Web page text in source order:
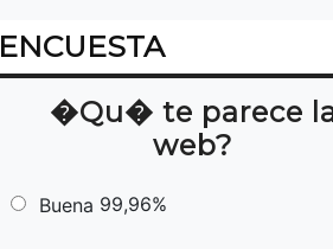
ENCUESTA
�Qu� te parece
web?
Buena 99,96%